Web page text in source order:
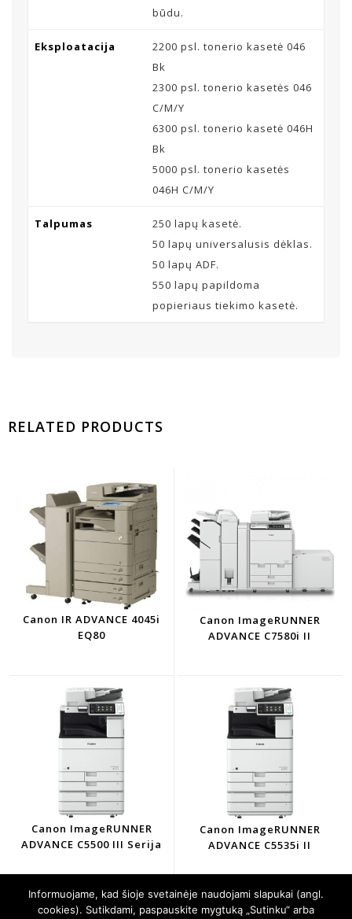
būdu.
Eksploatacija
2200 psl. tonerio kasetė 046
Bk
2300 psl. tonerio kasetės 046
C/M/Y
6300 psl. tonerio kasetė 046H
Bk
5000 psl. tonerio kasetės
046H C/M/Y
Talpumas
250 lapų kasetė.
50 lapų universalusis dėklas.
50 lapų ADF.
550 lapų papildoma
popieriaus tiekimo kasetė.
RELATED PRODUCTS
Canon IR ADVANCE 4045i
EQ80
Canon ImageRUNNER
ADVANCE C7580i II
Canon ImageRUNNER
ADVANCE C5500 III Serija
Canon ImageRUNNER
ADVANCE C5535i II
Informuojame, kad šioje svetainėje naudojami slapukai (angl.
cookies). Sutikdami, paspauskite mygtuką „Sutinku“ arba